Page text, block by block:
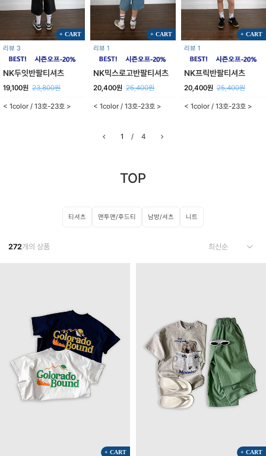
+ CART
리뷰 3
NK두잇반팔티셔츠
19,100원 23,800원
< 1color / 13호-23호 >
+ CART
리뷰 1
NK믹스로고반팔티셔츠
20,400원 25,400원
< 1color / 13호-23호 >
+ CART
리뷰 1
NK프릭반팔티셔츠
20,400원 25,400원
< 1color / 13호-23호 >
1 / 4
TOP
티셔츠 맨투맨/후드티 남방/셔츠 니트
272개의 상품
+ CART + CART